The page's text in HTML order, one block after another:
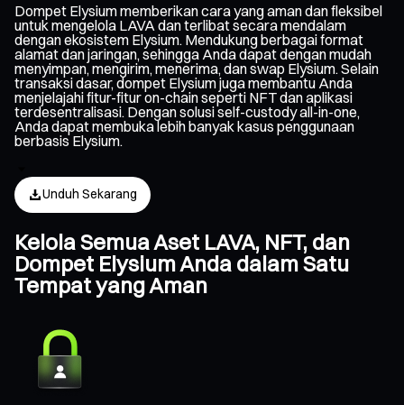
Dompet Elysium memberikan cara yang aman dan fleksibel
untuk mengelola LAVA dan terlibat secara mendalam
dengan ekosistem Elysium. Mendukung berbagai format
alamat dan jaringan, sehingga Anda dapat dengan mudah
menyimpan, mengirim, menerima, dan swap Elysium. Selain
transaksi dasar, dompet Elysium juga membantu Anda
menjelajahi fitur-fitur on-chain seperti NFT dan aplikasi
terdesentralisasi. Dengan solusi self-custody all-in-one,
Anda dapat membuka lebih banyak kasus penggunaan
berbasis Elysium.
Unduh Sekarang
Kelola Semua Aset LAVA, NFT, dan
Dompet Elysium Anda dalam Satu
Tempat yang Aman